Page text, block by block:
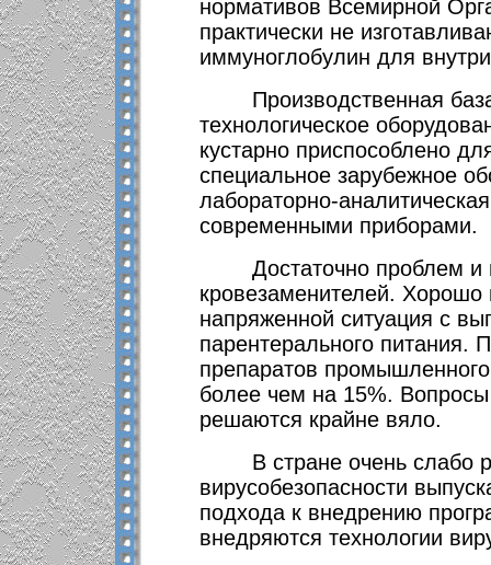
нормативов Всемирной
практически не
иммуноглобулин для
Производственная
технологическое
кустарно приспособлено
специальное зарубежное
лабораторно-
современными приборами.
Достаточно проблем и
кровезаменителей. Хорошо
напряженной ситуация с
парентерального питания.
препаратов
более чем на 15%. Вопросы
решаются крайне вяло.
В стране очень слабо
вирусобезопасности
подхода к внедрению
внедряются технологии